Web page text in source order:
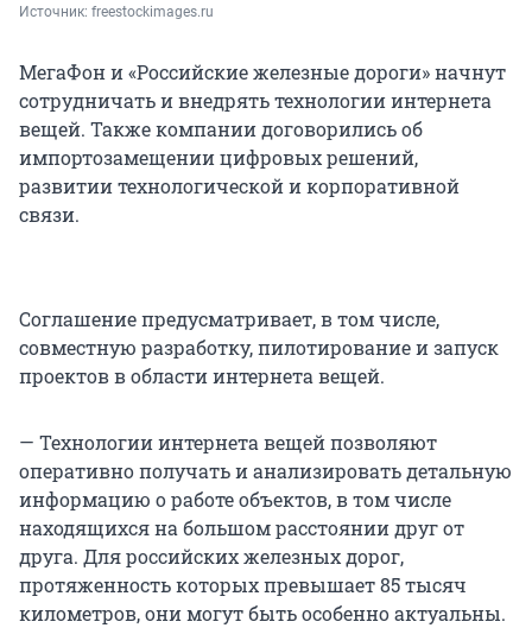
Источник: freestockimages.ru
МегаФон и «Российские железные дороги» начнут
сотрудничать и внедрять технологии интернета
вещей. Также компании договорились об
импортозамещении цифровых решений,
развитии технологической и корпоративной
связи.
Соглашение предусматривает, в том числе,
совместную разработку, пилотирование и запуск
проектов в области интернета вещей.
— Технологии интернета вещей позволяют
оперативно получать и анализировать детальную
информацию о работе объектов, в том числе
находящихся на большом расстоянии друг от
друга. Для российских железных дорог,
протяженность которых превышает 85 тысяч
километров, они могут быть особенно актуальны.